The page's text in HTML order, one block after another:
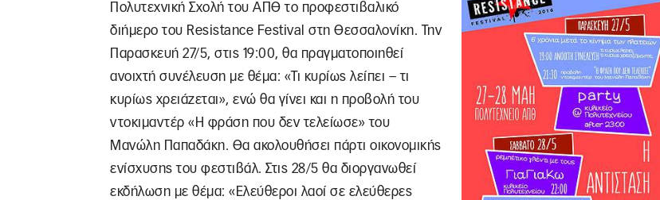
Πολυτεχνική Σχολή του ΑΠΘ το προφεστιβαλικό
διήμερο του Resistance Festival στη Θεσσαλονίκη. Την
Παρασκευή 27/5, στις 19:00, θα πραγματοποιηθεί
ανοιχτή συνέλευση με θέμα: «Τι κυρίως λείπει – τι
κυρίως χρειάζεται», ενώ θα γίνει και η προβολή του
ντοκιμαντέρ «Η φράση που δεν τελείωσε» του
Μανώλη Παπαδάκη. Θα ακολουθήσει πάρτι οικονομικής
ενίσχυσης του φεστιβάλ. Στις 28/5 θα διοργανωθεί
εκδήλωση με θέμα: «Ελεύθεροι λαοί σε ελεύθερες